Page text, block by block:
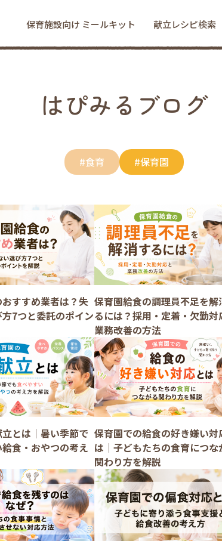
保育施設向け ミールキット 献立レシピ検索
はぴみるブログ
#食育 #保育園
すすめ業者は？失
7つと委託のポイン
保育園給食の調理員不足を解
るには？採用・定着・欠勤対
業務改善の方法
とは｜暑い季節で
食・おやつの考え
保育園での給食の好き嫌い対
は｜子どもたちの食育につな
関わり方を解説